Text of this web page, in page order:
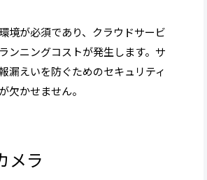
境が必須であり、クラウドサービ
ンニングコストが発生します。サ
漏えいを防ぐためのセキュリティ
欠かせません。
メラ